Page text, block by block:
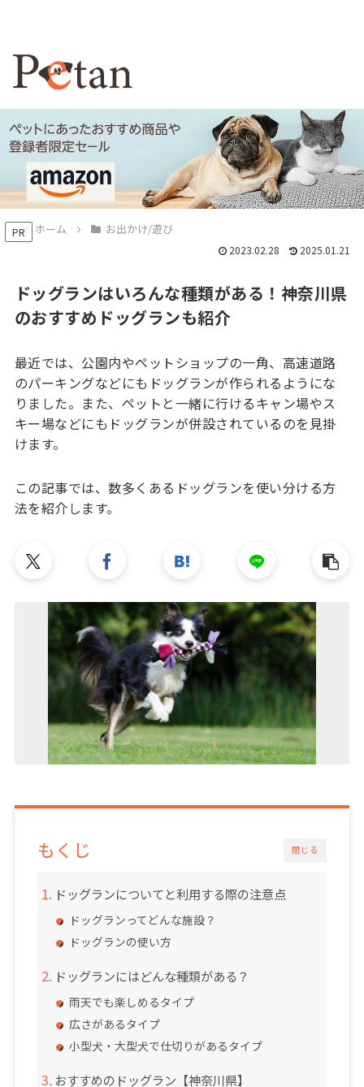
PR ホーム お出かけ/遊び
ドッグランはいろんな種類がある！神奈川県
のおすすめドッグランも紹介
2023.02.28 2025.01.21
最近では、公園内やペットショップの一角、高速道路
のパーキングなどにもドッグランが作られるようにな
りました。また、ペットと一緒に行けるキャン場やス
キー場などにもドッグランが併設されているのを見掛
けます。
この記事では、数多くあるドッグランを使い分ける方
法を紹介します。
閉じる
もくじ
ドッグランについてと利用する際の注意点
ドッグランってどんな施設？
ドッグランの使い方
ドッグランにはどんな種類がある？
雨天でも楽しめるタイプ
広さがあるタイプ
小型犬・大型犬で仕切りがあるタイプ
おすすめのドッグラン【神奈川県】